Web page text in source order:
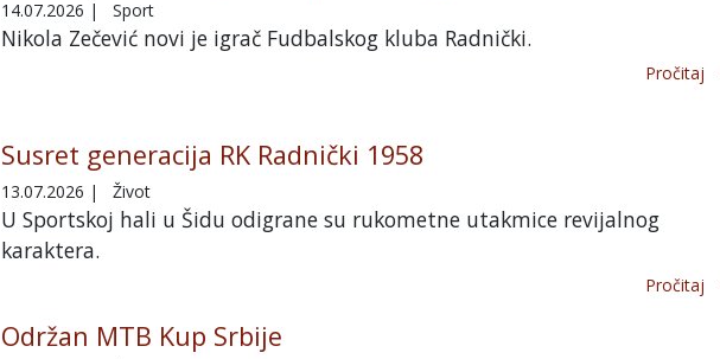
14.07.2026 | Sport
Nikola Zečević novi je igrač Fudbalskog kluba Radnički.
Pročitaj
Susret generacija RK Radnički 1958
13.07.2026 | Život
U Sportskoj hali u Šidu odigrane su rukometne utakmice revijalnog
karaktera.
Pročitaj
Održan MTB Kup Srbije